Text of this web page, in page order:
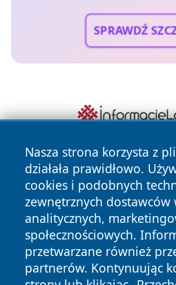
SPRAWDŹ
Nasza strona korzysta z
działała prawidłowo.
cookies i podobnych
zewnętrznych dostawców
analitycznych,
społecznościowych.
przetwarzane również
partnerów. Kontynuując
Copyright © 2026 echowarszawy.pl
zastrzeżone.